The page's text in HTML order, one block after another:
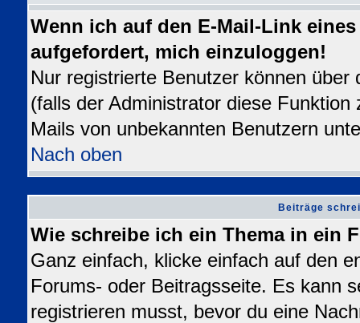
Wenn ich auf den E-Mail-Link
aufgefordert, mich einzuloggen!
Nur registrierte Benutzer können
(falls der Administrator diese
Mails von unbekannten Benutzern
Nach oben
Beiträge
Wie schreibe ich ein Thema in ein
Ganz einfach, klicke einfach auf den
Forums- oder Beitragsseite. Es kann
registrieren musst, bevor du eine